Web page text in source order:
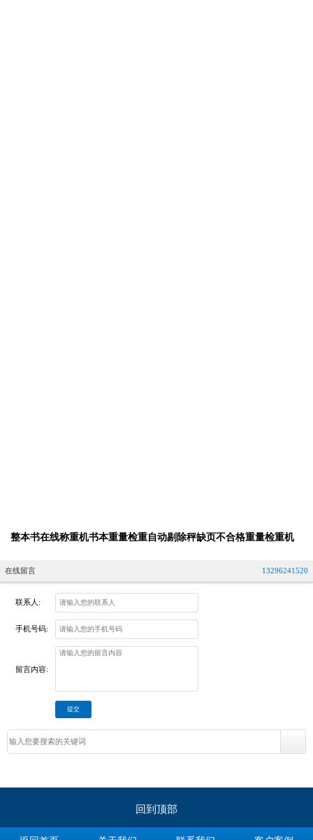
整本书在线称重机书本重量检重自动剔除秤缺页不合格重量检重机
在线留言 13296241520
联系人:
手机号码:
留言内容:
回到顶部